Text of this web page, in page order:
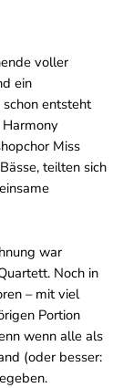
voller
ein
entsteht
Miss
teilten sich
war
Noch in
– mit viel
Portion
wenn alle als
(oder besser: